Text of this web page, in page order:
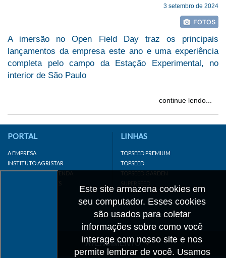
3 setembro de 2024
A imersão no Open Field Day traz os principais
lançamentos da empresa este ano e uma experiência
completa pelo campo da Estação Experimental, no
interior de São Paulo
continue lendo...
Este site armazena cookies em
seu computador. Esses cookies
são usados para coletar
informações sobre como você
interage com nosso site e nos
permite lembrar de você. Usamos
PORTAL
A EMPRESA
INSTITUTO AGRISTAR
DISTRIBUIDOR/REVENDA
LINKS IMPORTANTES
LINHAS
TOPSEED PREMIUM
TOPSEED
TOPSEED GARDEN
SUPERSEED
ATENDIMENTO